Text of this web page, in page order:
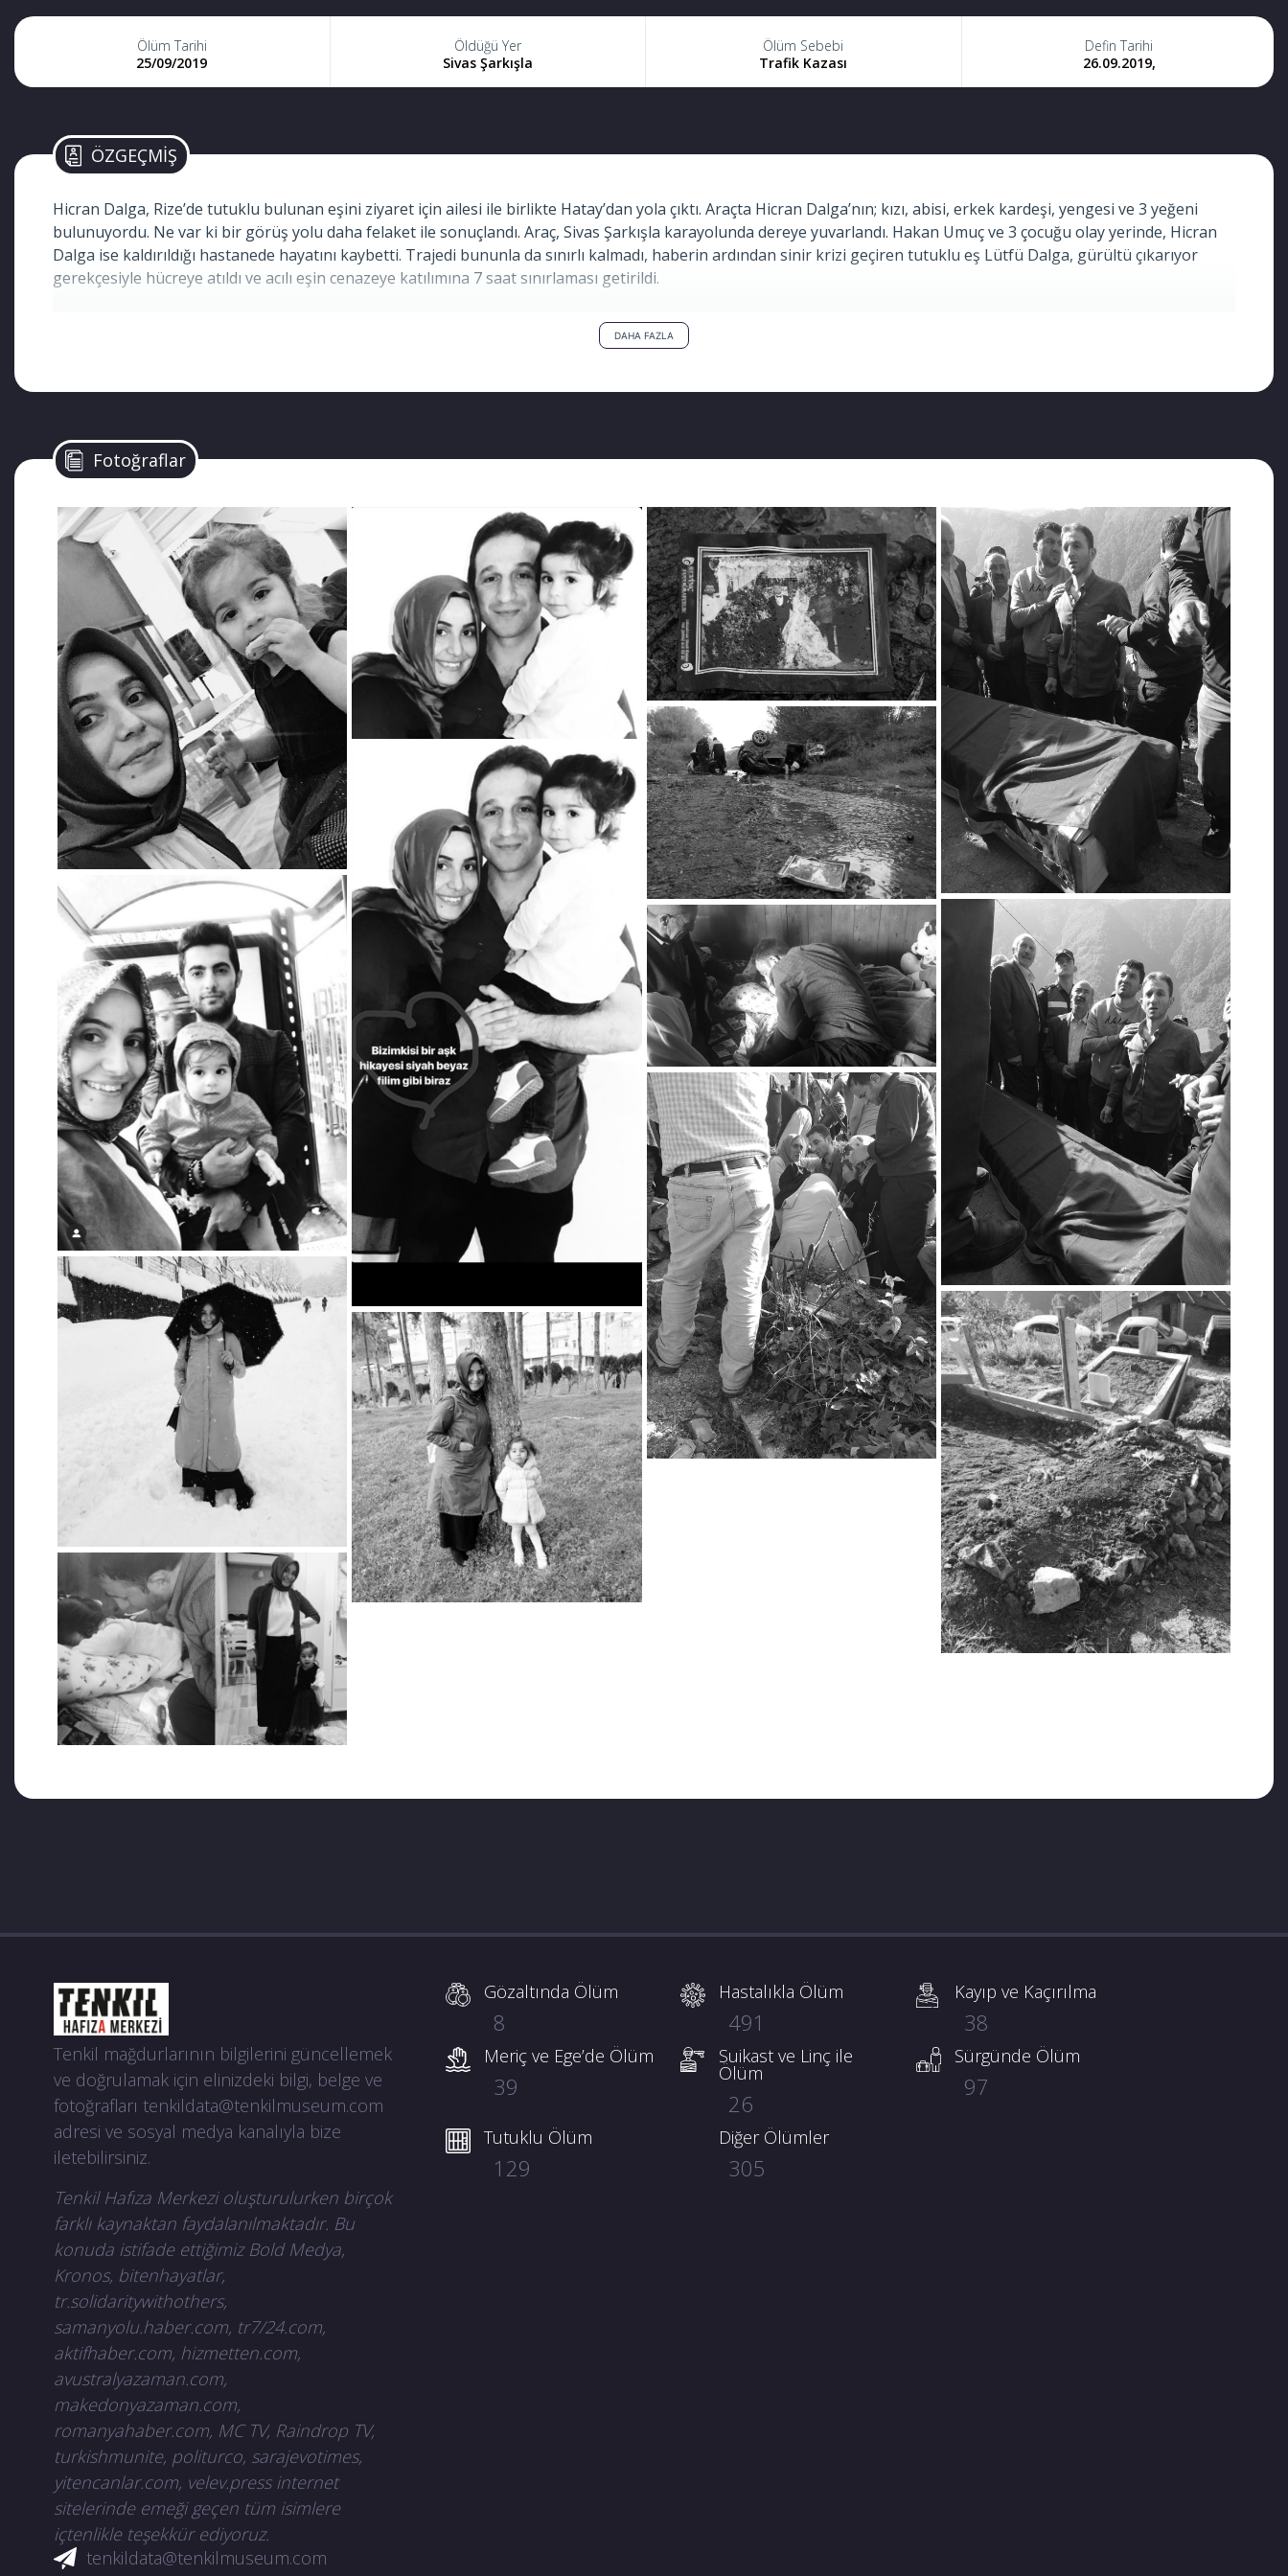
Ölüm Tarihi
25/09/2019
Öldüğü Yer
Sivas Şarkışla
Ölüm Sebebi
Trafik Kazası
Defin Tarihi
26.09.2019,
ÖZGEÇMİŞ
Hicran Dalga, Rize’de tutuklu bulunan eşini ziyaret için ailesi ile birlikte Hatay’dan yola çıktı. Araçta Hicran Dalga’nın; kızı, abisi, erkek kardeşi, yengesi ve 3 yeğeni
bulunuyordu. Ne var ki bir görüş yolu daha felaket ile sonuçlandı. Araç, Sivas Şarkışla karayolunda dereye yuvarlandı. Hakan Umuç ve 3 çocuğu olay yerinde, Hicran
Dalga ise kaldırıldığı hastanede hayatını kaybetti. Trajedi bununla da sınırlı kalmadı, haberin ardından sinir krizi geçiren tutuklu eş Lütfü Dalga, gürültü çıkarıyor
gerekçesiyle hücreye atıldı ve acılı eşin cenazeye katılımına 7 saat sınırlaması getirildi.
Medeni Durumu:Evli
Çocuklarının İsimleri:Sibel Erva Dalga (3)
Çalıştığı Kurum:Trabzon Karadeniz Teknik Üniversitesi Farabi Hastanesi’nde hemşire idi.
DAHA FAZLA
Fotoğraflar
Tenkil mağdurlarının bilgilerini güncellemek
ve doğrulamak için elinizdeki bilgi, belge ve
fotoğrafları tenkildata@tenkilmuseum.com
adresi ve sosyal medya kanalıyla bize
iletebilirsiniz.
Tenkil Hafıza Merkezi oluşturulurken birçok
farklı kaynaktan faydalanılmaktadır. Bu
konuda istifade ettiğimiz Bold Medya,
Kronos, bitenhayatlar,
tr.solidaritywithothers,
samanyolu.haber.com, tr7/24.com,
aktifhaber.com, hizmetten.com,
avustralyazaman.com,
makedonyazaman.com,
romanyahaber.com, MC TV, Raindrop TV,
turkishmunite, politurco, sarajevotimes,
yitencanlar.com, velev.press internet
sitelerinde emeği geçen tüm isimlere
içtenlikle teşekkür ediyoruz.
tenkildata@tenkilmuseum.com
Gözaltında Ölüm
8
Hastalıkla Ölüm
491
Kayıp ve Kaçırılma
38
Meriç ve Ege’de Ölüm
39
Suikast ve Linç ile
Ölüm
26
Sürgünde Ölüm
97
Tutuklu Ölüm
129
Diğer Ölümler
305